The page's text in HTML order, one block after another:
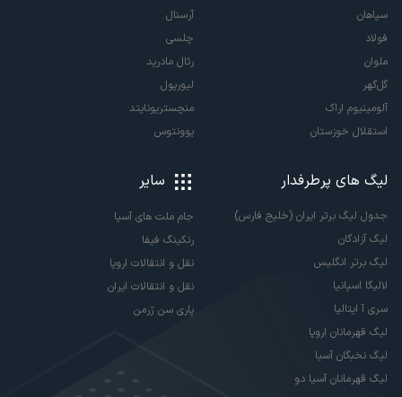
سپاهان
فولاد
ملوان
گل‌گهر
آلومینیوم اراک
استقلال خوزستان
آرسنال
چلسی
رئال مادرید
لیورپول
منچستریونایتد
یوونتوس
لیگ های پرطرفدار
جدول لیگ برتر ایران (خلیج فارس)
لیگ آزادگان
لیگ برتر انگلیس
لالیگا اسپانیا
سری آ ایتالیا
لیگ قهرمانان اروپا
لیگ نخبگان آسیا
لیگ قهرمانان آسیا دو
سایر
جام ملت های آسیا
رنکینگ فیفا
نقل و انتقالات اروپا
نقل و انتقالات ایران
پاری سن ژرمن